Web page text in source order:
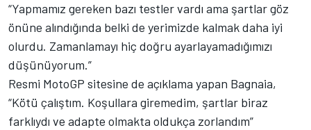
“Yapmamız gereken bazı testler vardı ama şartlar göz
önüne alındığında belki de yerimizde kalmak daha iyi
olurdu. Zamanlamayı hiç doğru ayarlayamadığımızı
düşünüyorum.”
Resmi MotoGP sitesine de açıklama yapan Bagnaia,
“Kötü çalıştım. Koşullara giremedim, şartlar biraz
farklıydı ve adapte olmakta oldukça zorlandım”